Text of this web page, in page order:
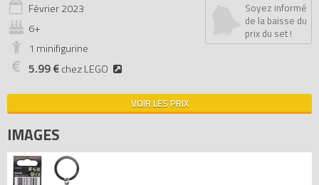
Février2023
6+
1 minifigurine
5.99 €chez LEGO
Soyez informé
de la baisse du
prix du set !
VOIR LES PRIX
IMAGES